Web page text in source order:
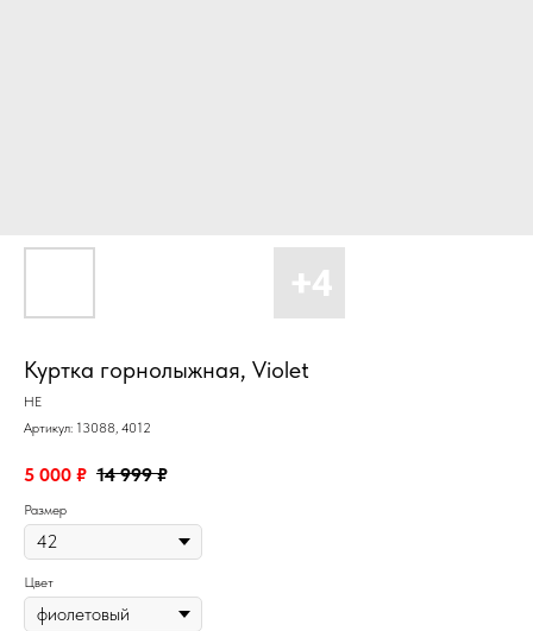
Куртка горнолыжная, Violet
HE
Артикул: 13088, 4012
5 000 ₽ 14 999 ₽
Размер
Цвет